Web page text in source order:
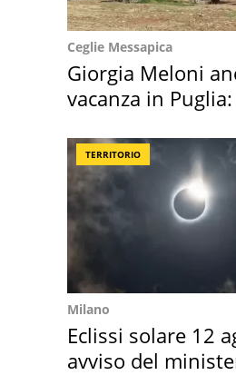
Ceglie Messapica
Giorgia Meloni
vacanza in
TERRITORIO
Milano
Eclissi solare 12
avviso del